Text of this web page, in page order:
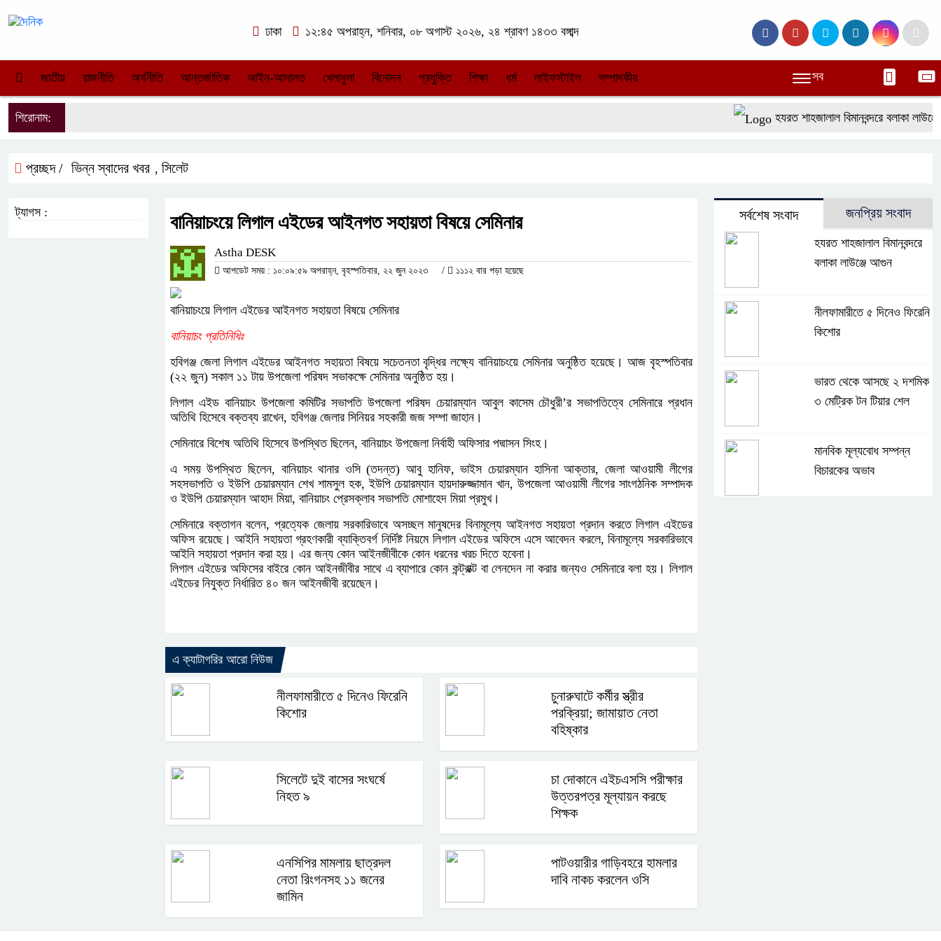
ঢাকা ১২:৪৫ অপরাহ্ন, শনিবার, ০৮ অগাস্ট ২০২৬, ২৪ শ্রাবণ ১৪৩৩ বঙ্গাব্দ
জাতীয় রাজনীতি অর্থনীতি আন্তর্জাতিক আইন-আদালত খেলাধুলা বিনোদন প্রযুক্তি শিক্ষা ধর্ম লাইফস্টাইল সম্পাদকীয় সব
শিরোনাম: হযরত শাহজালাল বিমানবন্দরে বলাকা লাউঞ্জে
প্রচ্ছদ / ভিন্ন স্বাদের খবর , সিলেট
বানিয়াচংয়ে লিগাল এইডের আইনগত সহায়তা বিষয়ে সেমিনার
Astha DESK
আপডেট সময় : ১০:০৯:৫৯ অপরাহ্ন, বৃহস্পতিবার, ২২ জুন ২০২৩ / ১১১২ বার পড়া হয়েছে
বানিয়াচংয়ে লিগাল এইডের আইনগত সহায়তা বিষয়ে সেমিনার
বানিয়াচং প্রতিনিধিঃ
হবিগঞ্জ জেলা লিগাল এইডের আইনগত সহায়তা বিষয়ে সচেতনতা বৃদ্ধির লক্ষ্যে বানিয়াচংয়ে সেমিনার অনুষ্ঠিত হয়েছে। আজ বৃহস্পতিবার
(২২ জুন) সকাল ১১ টায় উপজেলা পরিষদ সভাকক্ষে সেমিনার অনুষ্ঠিত হয়।
লিগাল এইড বানিয়াচং উপজেলা কমিটির সভাপতি উপজেলা পরিষদ চেয়ারম্যান আবুল কাসেম চৌধুরী’র সভাপতিত্বে সেমিনারে প্রধান
অতিথি হিসেবে বক্তব্য রাখেন, হবিগঞ্জ জেলার সিনিয়র সহকারী জজ সম্পা জাহান।
সেমিনারে বিশেষ অতিথি হিসেবে উপস্থিত ছিলেন, বানিয়াচং উপজেলা নির্বাহী অফিসার পদ্মাসন সিংহ।
এ সময় উপস্থিত ছিলেন, বানিয়াচং থানার ওসি (তদন্ত) আবু হানিফ, ভাইস চেয়ারম্যান হাসিনা আক্তার, জেলা আওয়ামী লীগের
সহসভাপতি ও ইউপি চেয়ারম্যান শেখ শামসুল হক, ইউপি চেয়ারম্যান হায়দারুজ্জামান খান, উপজেলা আওয়ামী লীগের সাংগঠনিক সম্পাদক
ও ইউপি চেয়ারম্যান আহাদ মিয়া, বানিয়াচং প্রেসক্লাব সভাপতি মোশাহেদ মিয়া প্রমুখ।
সেমিনারে বক্তাগন বলেন, প্রত্যেক জেলায় সরকারিভাবে অসচ্ছল মানুষদের বিনামূল্যে আইনগত সহায়তা প্রদান করতে লিগাল এইডের
অফিস রয়েছে। আইনি সহায়তা গ্রহণকারী ব্যাক্তিবর্গ নির্দিষ্ট নিয়মে লিগাল এইডের অফিসে এসে আবেদন করলে, বিনামূল্যে সরকারিভাবে
আইনি সহায়তা প্রদান করা হয়। এর জন্য কোন আইনজীবীকে কোন ধরনের খরচ দিতে হবেনা।
লিগাল এইডের অফিসের বাইরে কোন আইনজীবীর সাথে এ ব্যাপারে কোন কন্ট্রাক্ট বা লেনদেন না করার জন্যও সেমিনারে বলা হয়। লিগাল
এইডের নিযুক্ত নির্ধারিত ৪০ জন আইনজীবী রয়েছেন।
এ ক্যাটাগরির আরো নিউজ
নীলফামারীতে ৫ দিনেও ফিরেনি
কিশোর
চুনারুঘাটে কর্মীর স্ত্রীর
পরক্রিয়া; জামায়াত নেতা
বহিষ্কার
সিলেটে দুই বাসের সংঘর্ষে
নিহত ৯
চা দোকানে এইচএসসি পরীক্ষার
উত্তরপত্র মূল্যায়ন করছে
শিক্ষক
এনসিপির মামলায় ছাত্রদল
নেতা রিংগনসহ ১১ জনের
জামিন
পাটওয়ারীর গাড়িবহরে হামলার
দাবি নাকচ করলেন ওসি
ট্যাগস : সর্বশেষ সংবাদ জনপ্রিয় সংবাদ
হযরত শাহজালাল বিমানবন্দরে
বলাকা লাউঞ্জে আগুন
নীলফামারীতে ৫ দিনেও ফিরেনি
কিশোর
ভারত থেকে আসছে ২ দশমিক
৩ মেট্রিক টন টিয়ার শেল
মানবিক মূল্যবোধ সম্পন্ন
বিচারকের অভাব